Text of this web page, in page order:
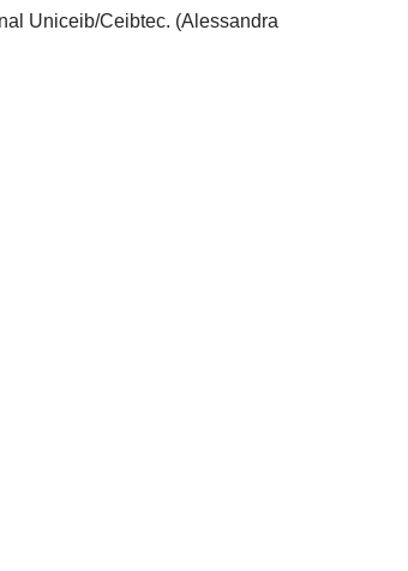
Uniceib/Ceibtec. (Alessandra